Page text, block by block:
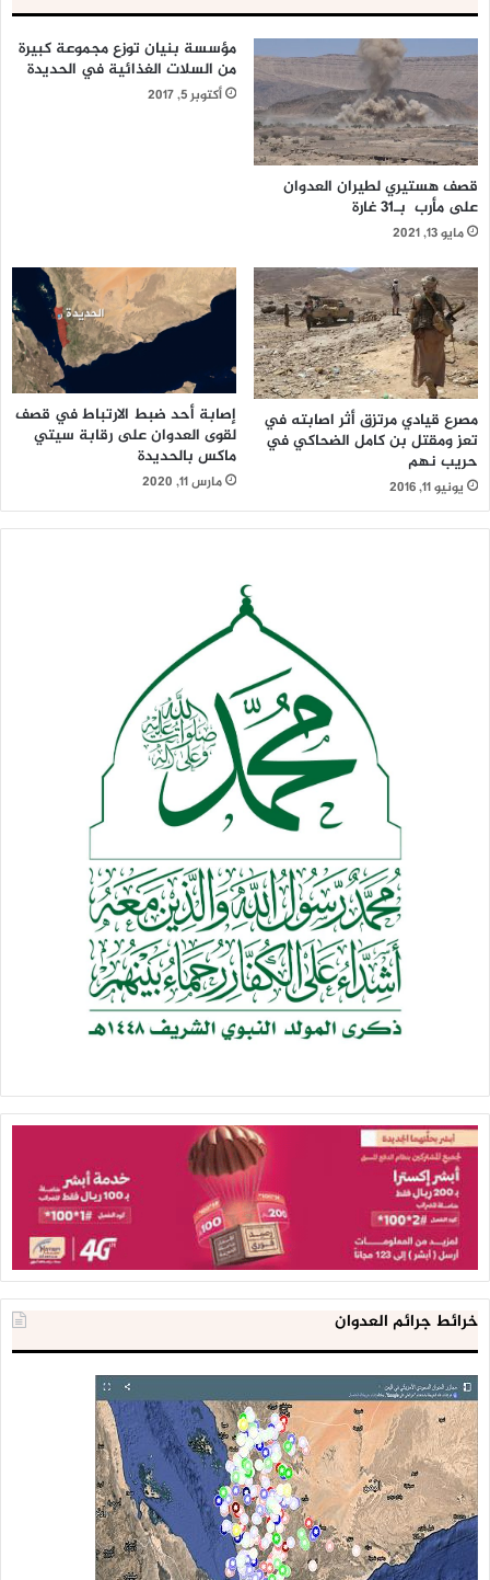
قصف هستيري لطيران العدوان
على مأرب بـ31 غارة
مايو 13, 2021
مؤسسة بنيان توزع مجموعة كبيرة
من السلات الغذائية في الحديدة
أكتوبر 5, 2017
مصرع قيادي مرتزق أثر اصابته في
تعز ومقتل بن كامل الضحاكي في
حريب نهم
يونيو 11, 2016
إصابة أحد ضبط الارتباط في قصف
لقوى العدوان على رقابة سيتي
ماكس بالحديدة
مارس 11, 2020
خرائط جرائم العدوان